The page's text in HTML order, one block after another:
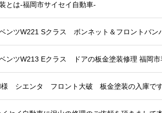
とは-福岡市サイセイ自動車-
ンツW221 Sクラス ボンネット＆フロントバン
ンツW213 Eクラス ドアの板金塗装修理 福岡市
様 シエンタ フロント大破 板金塗装の入庫で